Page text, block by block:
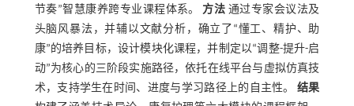
节奏”智慧康养跨专业课程体系。 方法 通过专家会议法及
头脑风暴法，并辅以文献分析，确立了“懂工、精护、助
康”的培养目标，设计模块化课程，并制定以“调整-提升-启
动”为核心的三阶段实施路径，依托在线平台与虚拟仿真技
术，支持学生在时间、进度与学习路径上的自主性。结果